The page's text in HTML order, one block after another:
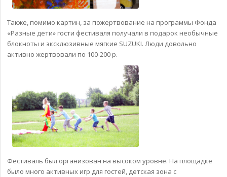
Также, помимо картин, за пожертвование на программы Фонда
«Разные дети» гости фестиваля получали в подарок необычные
блокноты и эксклюзивные мягкие SUZUKI. Люди довольно
активно жертвовали по 100-200 р.
Фестиваль был организован на высоком уровне. На площадке
было много активных игр для гостей, детская зона с